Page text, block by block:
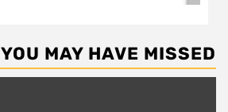
YOU MAY HAVE MISSED